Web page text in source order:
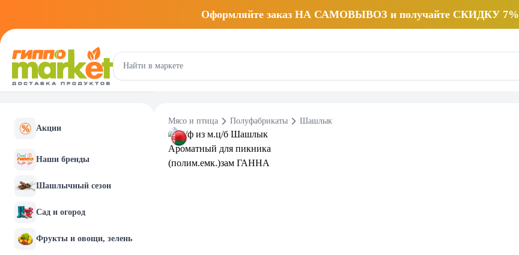
Оформляйте заказ НА САМОВЫВОЗ и получайте СКИДКУ 7%
Акции
Наши бренды
Шашлычный сезон
Сад и огород
Фрукты и овощи, зелень
Мясо и птица Полуфабрикаты Шашлык